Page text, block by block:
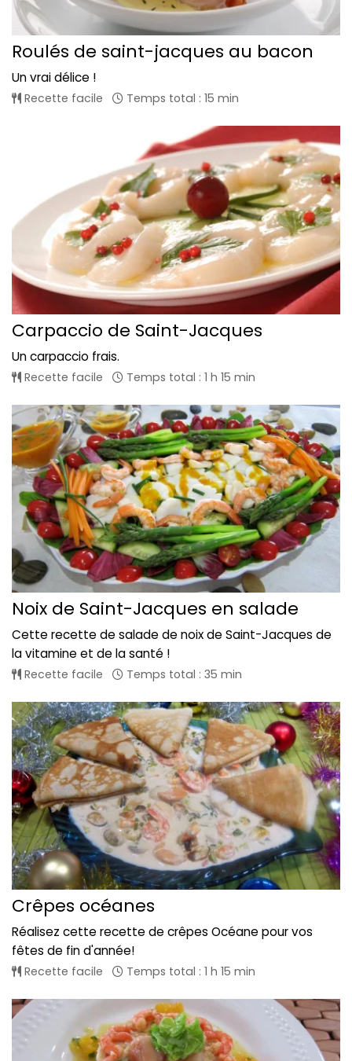
Roulés de saint-jacques au bacon
Un vrai délice !
Recette facile Temps total : 15 min
Carpaccio de Saint-Jacques
Un carpaccio frais.
Recette facile Temps total : 1 h 15 min
Noix de Saint-Jacques en salade
Cette recette de salade de noix de Saint-Jacques de
la vitamine et de la santé !
Recette facile Temps total : 35 min
Crêpes océanes
Réalisez cette recette de crêpes Océane pour vos
fêtes de fin d'année!
Recette facile Temps total : 1 h 15 min